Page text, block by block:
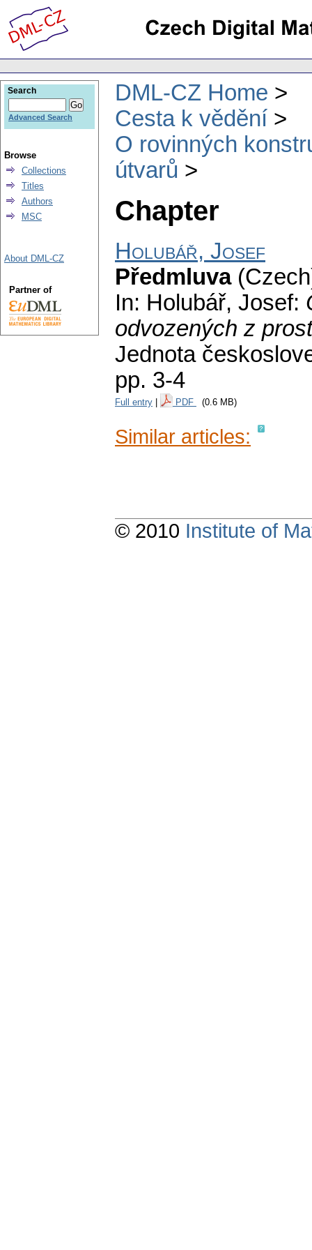
DML-CZ Home
Cesta k vědění
O rovinných
útvarů
Chapter
Holubář, Josef
Předmluva
In: Holubář, Josef:
odvozených z
Jednota
pp. 3-4
Full entry PDF (0.6 MB)
Similar articles:
Search
Advanced Search
Browse
Collections
Titles
Authors
MSC
About DML-CZ
Partner of
© 2010 Institute of